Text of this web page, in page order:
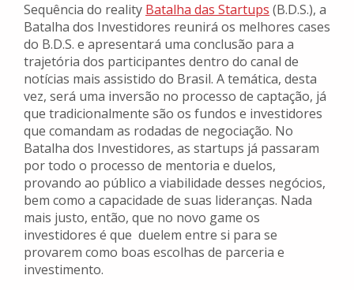
Sequência do reality Batalha das Startups (B.D.S.), a
Batalha dos Investidores reunirá os melhores cases
do B.D.S. e apresentará uma conclusão para a
trajetória dos participantes dentro do canal de
notícias mais assistido do Brasil. A temática, desta
vez, será uma inversão no processo de captação, já
que tradicionalmente são os fundos e investidores
que comandam as rodadas de negociação. No
Batalha dos Investidores, as startups já passaram
por todo o processo de mentoria e duelos,
provando ao público a viabilidade desses negócios,
bem como a capacidade de suas lideranças. Nada
mais justo, então, que no novo game os
investidores é que duelem entre si para se
provarem como boas escolhas de parceria e
investimento.